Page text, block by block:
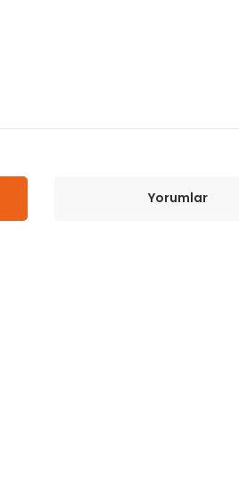
Yorumlar